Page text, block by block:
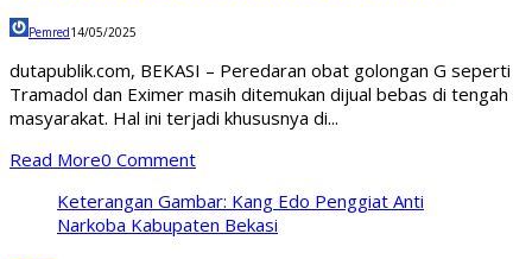
Pemred14/05/2025
dutapublik.com, BEKASI – Peredaran obat golongan G seperti
Tramadol dan Eximer masih ditemukan dijual bebas di tengah
masyarakat. Hal ini terjadi khususnya di...
Read More0 Comment
Keterangan Gambar: Kang Edo Penggiat Anti
Narkoba Kabupaten Bekasi